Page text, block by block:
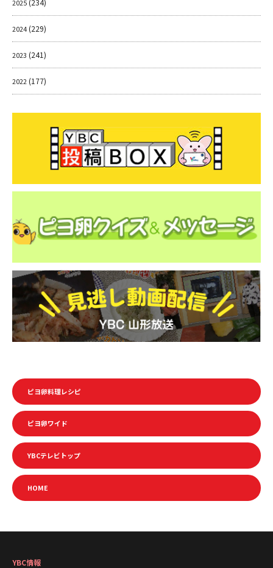
2025(234)
2024(229)
2023 (241)
2022(177)
ピヨ卵料理レシピ
ピヨ卵ワイド
YBCテレビトップ
HOME
YBC情報